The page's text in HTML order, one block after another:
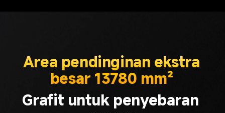
Area pendinginan ekstra
besar 13780 mm²
Grafit untuk penyebaran